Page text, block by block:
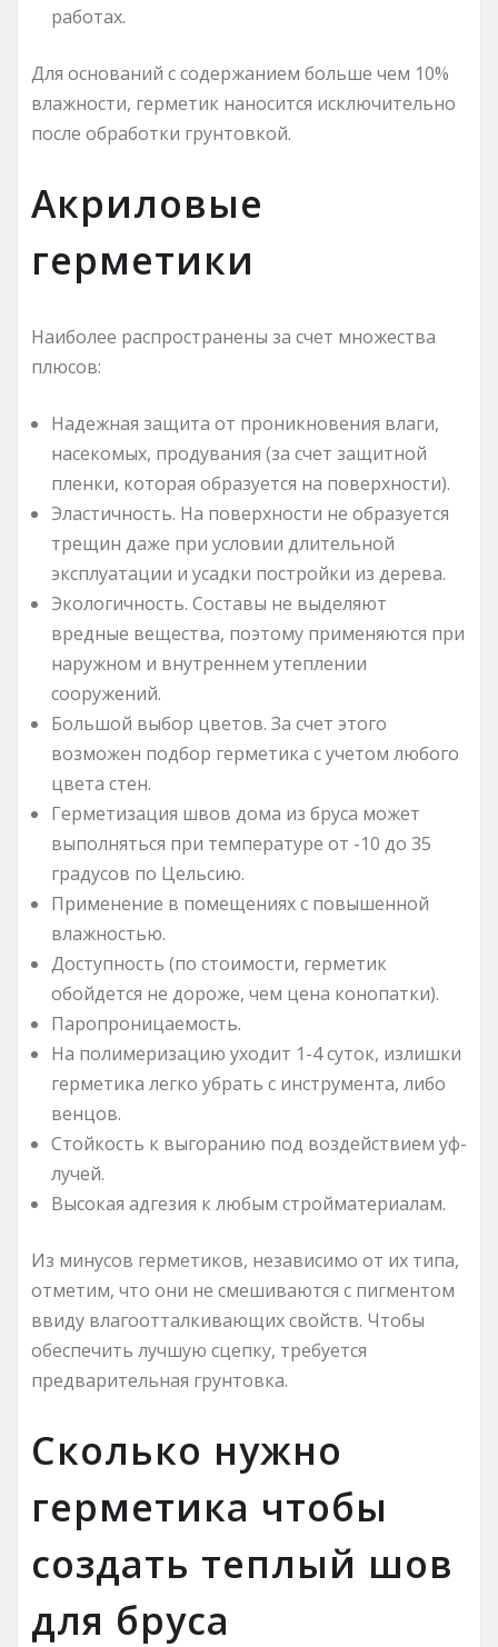
работах.
Для оснований с содержанием больше чем 10%
влажности, герметик наносится исключительно
после обработки грунтовкой.
Акриловые
герметики
Наиболее распространены за счет множества
плюсов:
Надежная защита от проникновения влаги,
насекомых, продувания (за счет защитной
пленки, которая образуется на поверхности).
Эластичность. На поверхности не образуется
трещин даже при условии длительной
эксплуатации и усадки постройки из дерева.
Экологичность. Составы не выделяют
вредные вещества, поэтому применяются при
наружном и внутреннем утеплении
сооружений.
Большой выбор цветов. За счет этого
возможен подбор герметика с учетом любого
цвета стен.
Герметизация швов дома из бруса может
выполняться при температуре от -10 до 35
градусов по Цельсию.
Применение в помещениях с повышенной
влажностью.
Доступность (по стоимости, герметик
обойдется не дороже, чем цена конопатки).
Паропроницаемость.
На полимеризацию уходит 1-4 суток, излишки
герметика легко убрать с инструмента, либо
венцов.
Стойкость к выгоранию под воздействием уф-
лучей.
Высокая адгезия к любым стройматериалам.
Из минусов герметиков, независимо от их типа,
отметим, что они не смешиваются с пигментом
ввиду влагоотталкивающих свойств. Чтобы
обеспечить лучшую сцепку, требуется
предварительная грунтовка.
Сколько нужно
герметика чтобы
создать теплый шов
для бруса